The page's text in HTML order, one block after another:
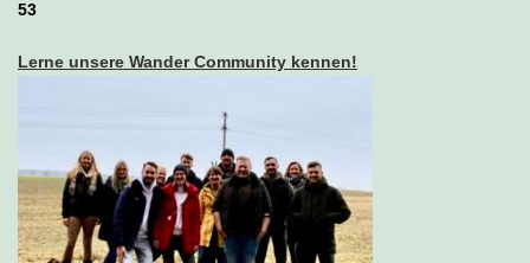
53
Lerne unsere Wander Community kennen!